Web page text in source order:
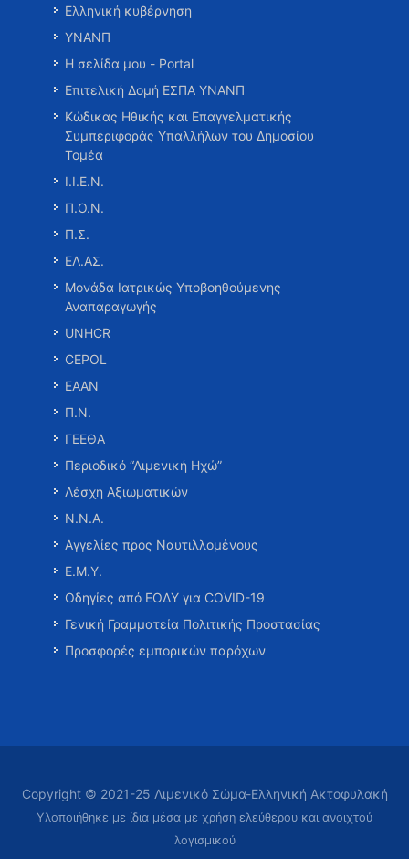
Ελληνική κυβέρνηση
ΥΝΑΝΠ
Η σελίδα μου - Portal
Επιτελική Δομή ΕΣΠΑ ΥΝΑΝΠ
Κώδικας Ηθικής και Επαγγελματικής
Συμπεριφοράς Υπαλλήλων του Δημοσίου
Τομέα
Ι.Ι.Ε.Ν.
Π.Ο.Ν.
Π.Σ.
ΕΛ.ΑΣ.
Μονάδα Ιατρικώς Υποβοηθούμενης
Αναπαραγωγής
UNHCR
CEPOL
ΕΑΑΝ
Π.Ν.
ΓΕΕΘΑ
Περιοδικό “Λιμενική Ηχώ”
Λέσχη Αξιωματικών
Ν.Ν.Α.
Αγγελίες προς Ναυτιλλομένους
Ε.Μ.Υ.
Οδηγίες από ΕΟΔΥ για COVID-19
Γενική Γραμματεία Πολιτικής Προστασίας
Προσφορές εμπορικών παρόχων
Copyright © 2021-25 Λιμενικό Σώμα-Ελληνική Ακτοφυλακή
Υλοποιήθηκε με ίδια μέσα με χρήση ελεύθερου και ανοιχτού
λογισμικού